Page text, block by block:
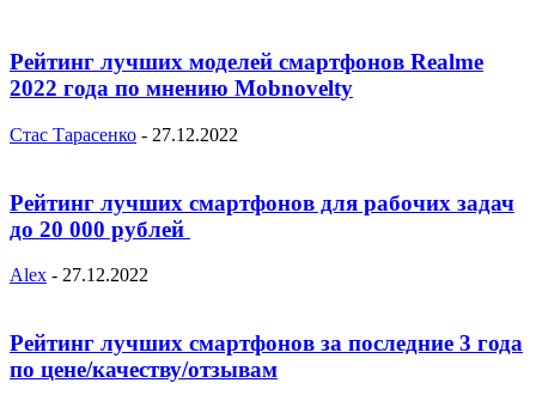
Рейтинг лучших моделей смартфонов Realme
2022 года по мнению Mobnovelty
Стас Тарасенко - 27.12.2022
Рейтинг лучших смартфонов для рабочих задач
до 20 000 рублей
Alex - 27.12.2022
Рейтинг лучших смартфонов за последние 3 года
по цене/качеству/отзывам